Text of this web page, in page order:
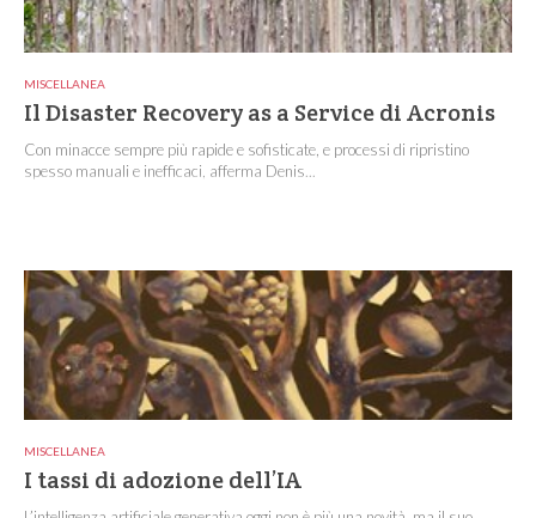
MISCELLANEA
Il Disaster Recovery as a Service di Acronis
Con minacce sempre più rapide e sofisticate, e processi di ripristino
spesso manuali e inefficaci, afferma Denis...
MISCELLANEA
I tassi di adozione dell’IA